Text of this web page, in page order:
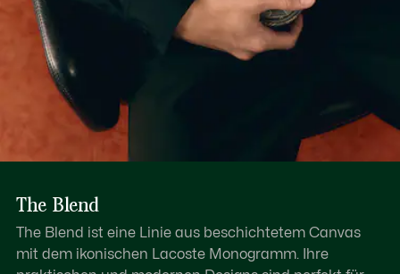
The Blend
The Blend ist eine Linie aus beschichtetem Canvas
mit dem ikonischen Lacoste Monogramm. Ihre